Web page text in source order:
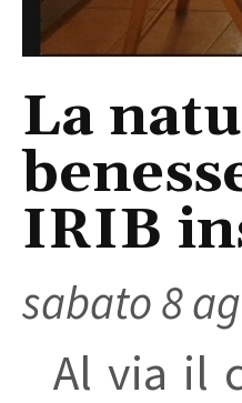
La
IRIB
sabato 8
Al via il